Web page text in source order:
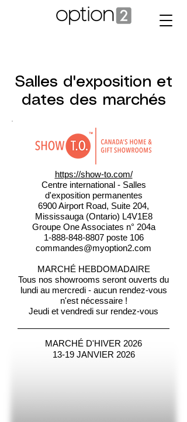
Salles d'exposition et
dates des marchés
https://show-to.com/
Centre international - Salles
d'exposition permanentes
6900 Airport Road, Suite 204,
Mississauga (Ontario) L4V1E8
Groupe One Associates n° 204a
1-888-848-8807poste 106
commandes@myoption2.com
MARCHÉ HEBDOMADAIRE
Tous nos showrooms seront ouverts du
lundi au mercredi - aucun rendez-vous
n'est nécessaire !
Jeudi et vendredi sur rendez-vous
MARCHÉ D'HIVER 2026
13-19 JANVIER 2026